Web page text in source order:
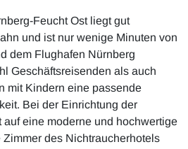
Feucht Ost liegt gut
und ist nur wenige Minuten von
dem Flughafen Nürnberg
Geschäftsreisenden als auch
mit Kindern eine passende
Bei der Einrichtung der
eine moderne und hochwertige
des Nichtraucherhotels